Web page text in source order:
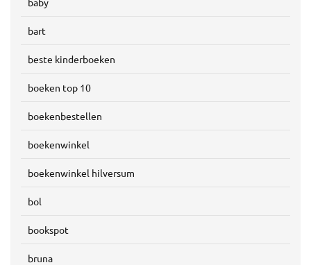
bart
beste kinderboeken
boeken top 10
boekenbestellen
boekenwinkel
boekenwinkel hilversum
bol
bookspot
bruna